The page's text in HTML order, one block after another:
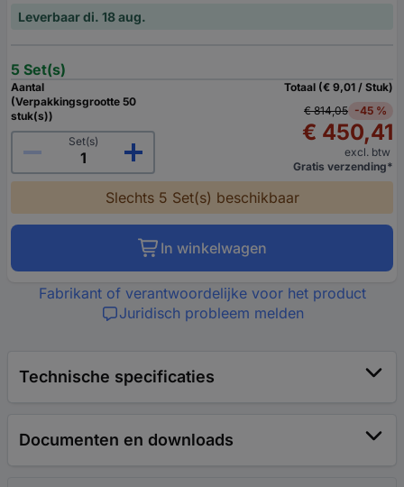
Leverbaar di. 18 aug.
5 Set(s)
Aantal
(Verpakkingsgrootte 50
stuk(s))
Set(s)
Totaal (€ 9,01 / Stuk)
€ 814,05 -45 %
€ 450,41
excl. btw
Gratis verzending*
Slechts 5 Set(s) beschikbaar
In winkelwagen
Fabrikant of verantwoordelijke voor het product
Juridisch probleem melden
Technische specificaties
Documenten en downloads